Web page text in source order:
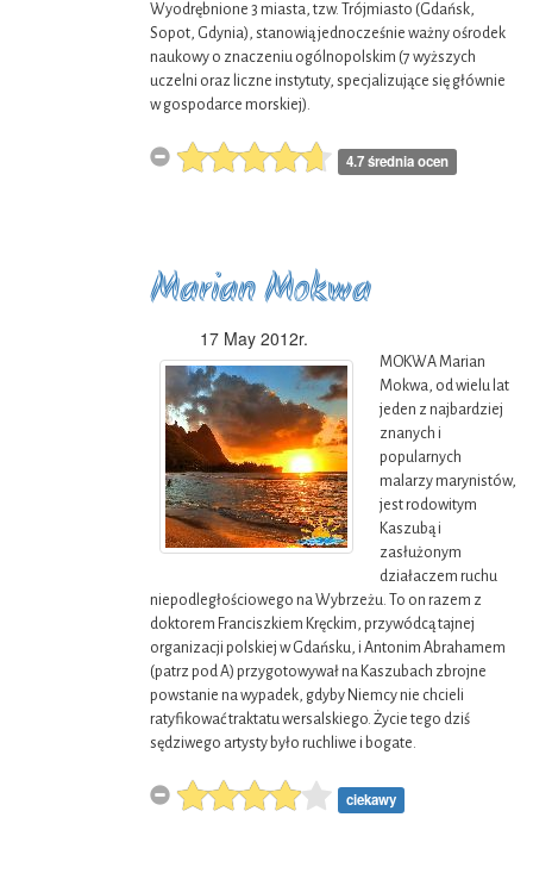
Wyodrębnione 3 miasta, tzw. Trójmiasto (Gdańsk,
Sopot, Gdynia), stanowią jednocześnie ważny ośrodek
naukowy o znaczeniu ogólnopolskim (7 wyższych
uczelni oraz liczne instytuty, specjalizujące się głównie
w gospodarce morskiej).
4.7 średnia ocen
Marian Mokwa
17 May 2012r.
MOKWA Marian
Mokwa, od wielu lat
jeden z najbardziej
znanych i
popularnych
malarzy marynistów,
jest rodowitym
Kaszubą i
zasłużonym
działaczem ruchu
niepodległościowego na Wybrzeżu. To on razem z
doktorem Franciszkiem Kręckim, przywódcą tajnej
organizacji polskiej w Gdańsku, i Antonim Abrahamem
(patrz pod A) przygotowywał na Kaszubach zbrojne
powstanie na wypadek, gdyby Niemcy nie chcieli
ratyfikować traktatu wersalskiego. Życie tego dziś
sędziwego artysty było ruchliwe i bogate.
ciekawy